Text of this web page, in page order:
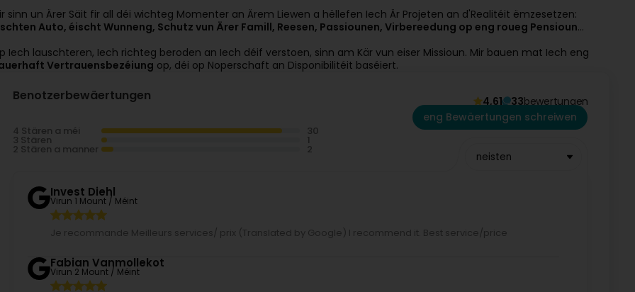
sinn un Ärer Säit fir all déi wichteg Momenter an Ärem Liewen a hëllefen Iech Är Projeten an d'Realitéit ëmzesetzen:
Auto, éischt Wunneng, Schutz vun Ärer Famill, Reesen, Passiounen, Virbereedung op eng roueg Pensioun…
Iech lauschteren, Iech richteg beroden an Iech déif verstoen, sinn am Kär vun eiser Missioun. Mir bauen mat Iech eng
Vertrauensbezéiung op, déi op Noperschaft an Disponibilitéit baséiert.
Benotzerbewäertungen 4,61 33bewertungen
4 Stären a méi
3 Stären
2 Stären a manner
eng Bewäertungen schreiwen
neisten
Invest Diehl
Virun 1 Mount / Méint
Je recommande Meilleurs services/ prix (Translated by Google) I recommend it. Best service/price
Fabian Vanmollekot
Virun 2 Mount / Méint